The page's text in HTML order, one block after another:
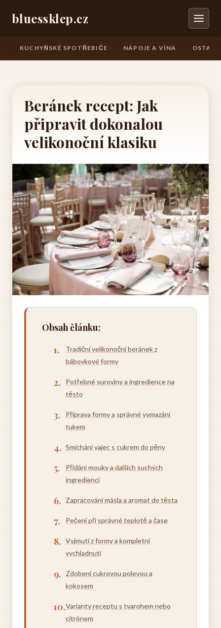
bluessklep.cz
KUCHYŇSKÉ SPOTŘEBIČE NÁPOJE A VÍNA
Beránek recept: Jak
připravit dokonalou
velikonoční klasiku
Obsah článku:
Tradiční velikonoční beránek z
bábovkové formy
Potřebné suroviny a ingredience na
těsto
Příprava formy a správné vymazání
tukem
Smíchání vajec s cukrem do pěny
Přidání mouky a dalších suchých
ingrediencí
Zapracování másla a aromat do těsta
Pečení při správné teplotě a čase
Vyjmutí z formy a kompletní
vychladnutí
Zdobení cukrovou polevou a
kokosem
Varianty receptu s tvarohem nebo
citrónem